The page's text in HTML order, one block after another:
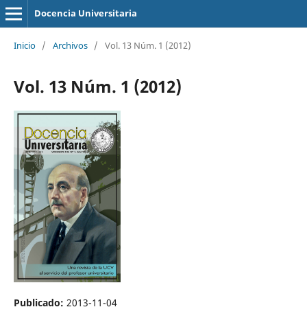
Docencia Universitaria
Inicio / Archivos / Vol. 13 Núm. 1 (2012)
Vol. 13 Núm. 1 (2012)
Publicado: 2013-11-04